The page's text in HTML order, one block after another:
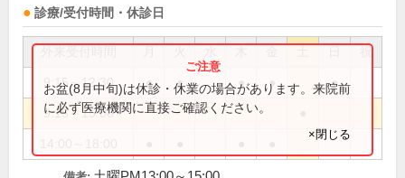
診療/受付時間・休診日
祝
9:15～12:30 ● ● ● ● ●
9:15～15:00
お盆(8月中旬)は休診・休業の場合があります。来院前
に必ず医療機関に直接ご確認ください。
×閉じる